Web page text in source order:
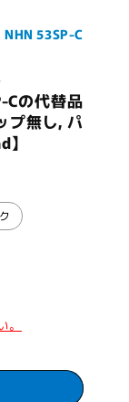
NHN 53SP-C
Cの代替品
プ無し, パ